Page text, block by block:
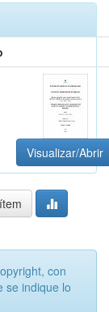
Visualizar/Abrir
con
se indique lo